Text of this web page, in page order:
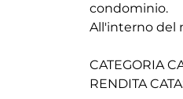
condominio.
All'interno del
CATEGORIA
RENDITA